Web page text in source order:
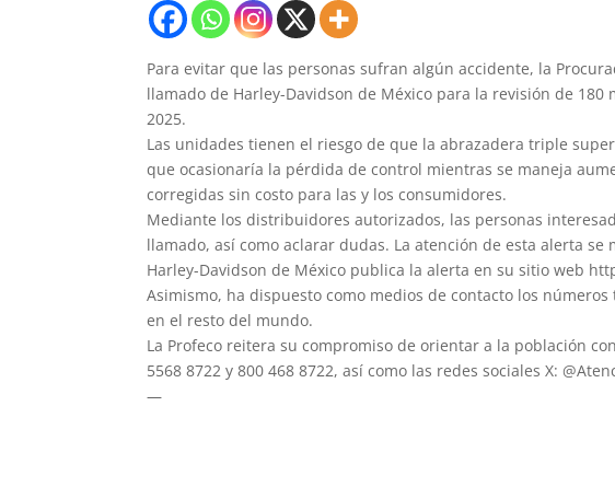
Para evitar que las personas sufran algún accidente, la
llamado de Harley-Davidson de México para la revisión de 180
2025.
Las unidades tienen el riesgo de que la abrazadera triple
que ocasionaría la pérdida de control mientras se maneja
corregidas sin costo para las y los consumidores.
Mediante los distribuidores autorizados, las personas
llamado, así como aclarar dudas. La atención de esta alerta
Harley-Davidson de México publica la alerta en su sitio web
Asimismo, ha dispuesto como medios de contacto los números
en el resto del mundo.
La Profeco reitera su compromiso de orientar a la población
5568 8722 y 800 468 8722, así como las redes sociales X:
—